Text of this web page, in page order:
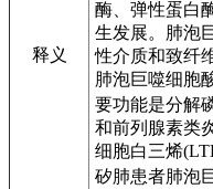
释义
酶、弹性蛋白
生发展。肺泡
性介质和致纤
肺泡巨噬细胞
要功能是分解
和前列腺素类
细胞白三烯
矽肺患者肺泡